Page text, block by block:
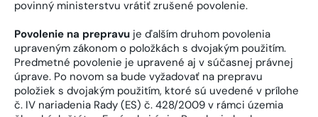
povinný ministerstvu vrátiť zrušené povolenie.
Povolenie na prepravu je ďalším druhom povolenia
upraveným zákonom o položkách s dvojakým použitím.
Predmetné povolenie je upravené aj v súčasnej právnej
úprave. Po novom sa bude vyžadovať na prepravu
položiek s dvojakým použitím, ktoré sú uvedené v prílohe
č. IV nariadenia Rady (ES) č. 428/2009 v rámci územia